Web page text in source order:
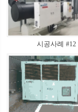
시공사례 #12